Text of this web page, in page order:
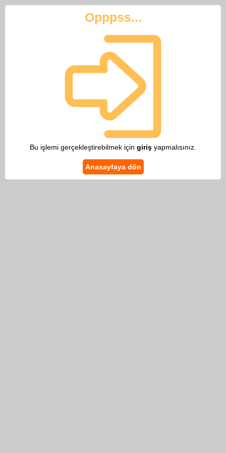
Opppss...
Bu işlemi gerçekleştirebilmek için giriş yapmalısınız.
Anasayfaya dön